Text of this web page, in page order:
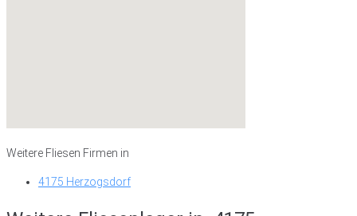
Weitere Fliesen Firmen in
4175 Herzogsdorf